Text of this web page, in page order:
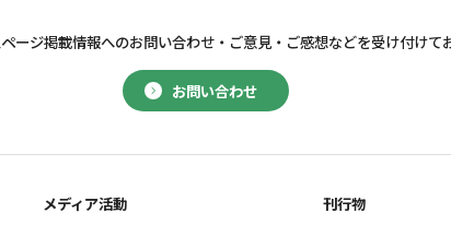
お問い合わせ
ージ掲載情報へのお問い合わせ・ ご意見・ご感想などを受け付けて
メディア活動 刊行物